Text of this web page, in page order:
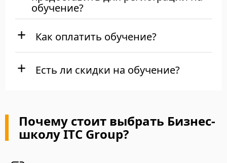
обучение?
Как оплатить обучение?
Есть ли скидки на обучение?
Почему стоит выбрать Бизнес-
школу ITC Group?